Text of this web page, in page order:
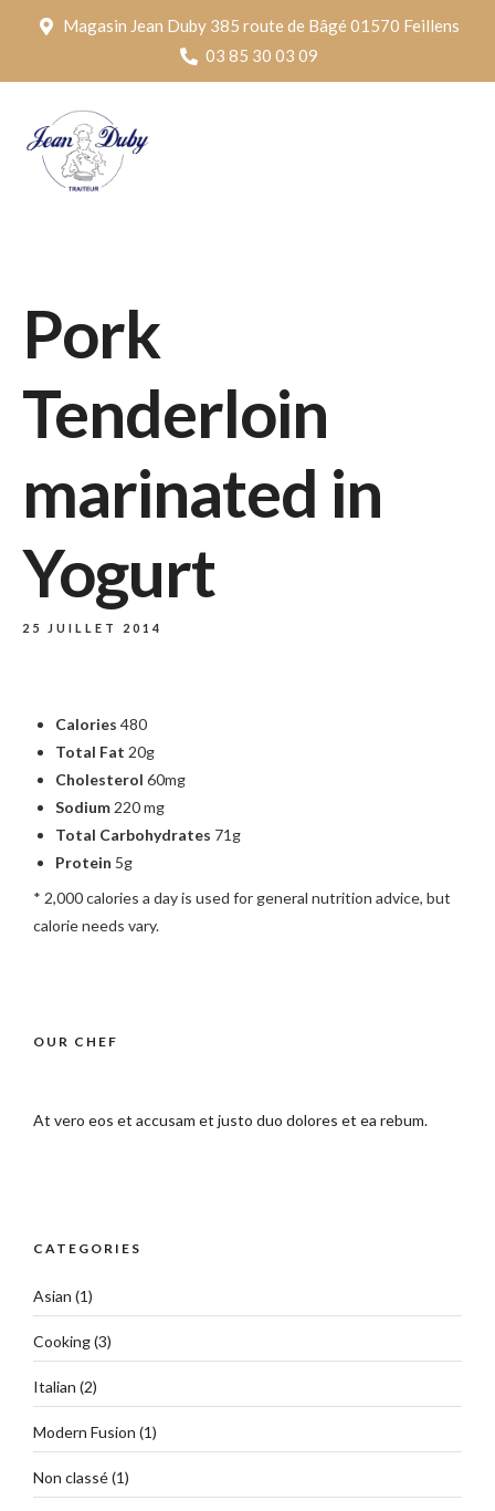
Magasin Jean Duby 385 route de Bâgé 01570 Feillens
03 85 30 03 09
Pork
Tenderloin
marinated in
Yogurt
25 JUILLET 2014
Calories 480
Total Fat 20g
Cholesterol 60mg
Sodium 220 mg
Total Carbohydrates 71g
Protein 5g
* 2,000 calories a day is used for general nutrition advice, but
calorie needs vary.
OUR CHEF
At vero eos et accusam et justo duo dolores et ea rebum.
CATEGORIES
Asian (1)
Cooking(3)
Italian (2)
Modern Fusion (1)
Non classé(1)
Panneau de gestion des cookies